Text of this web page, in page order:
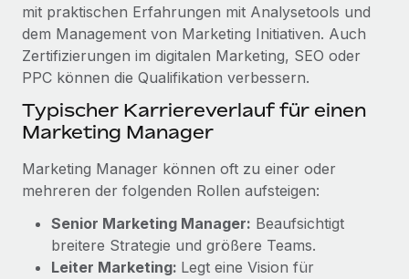
mit praktischen Erfahrungen mit Analysetools und
dem Management von Marketing Initiativen. Auch
Zertifizierungen im digitalen Marketing, SEO oder
PPC können die Qualifikation verbessern.
Typischer Karriereverlauf für einen
Marketing Manager
Marketing Manager können oft zu einer oder
mehreren der folgenden Rollen aufsteigen:
Senior Marketing Manager: Beaufsichtigt
breitere Strategie und größere Teams.
Leiter Marketing: Legt eine Vision für